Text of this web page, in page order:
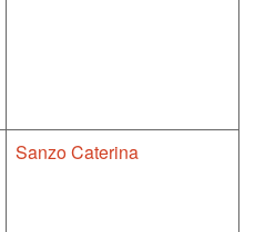
Sanzo Caterina